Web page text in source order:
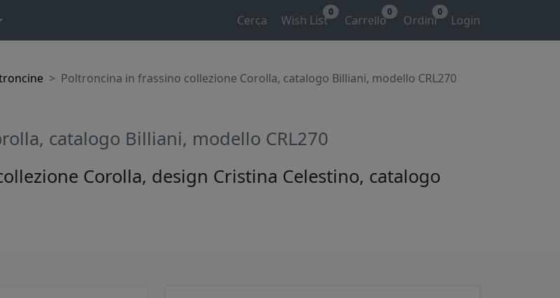
Cerca Wish List
0
Carrello
0
Ordini
0
Login
Poltroncina in frassino collezione Corolla, catalogo Billiani, modello CRL270
catalogo Billiani, modello CRL270
Corolla, design Cristina Celestino, catalogo